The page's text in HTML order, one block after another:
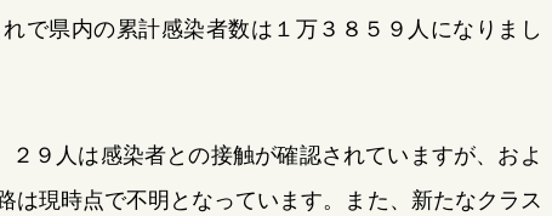
で県内の累計感染者数は１万３８５９人になりまし
９人は感染者との接触が確認されていますが、およ
は現時点で不明となっています。また、新たなクラス